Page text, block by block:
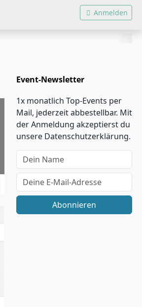
Anmelden
Event-Newsletter
1x monatlich Top-Events per
Mail, jederzeit abbestellbar. Mit
der Anmeldung akzeptierst du
unsere Datenschutzerklärung.
Abonnieren